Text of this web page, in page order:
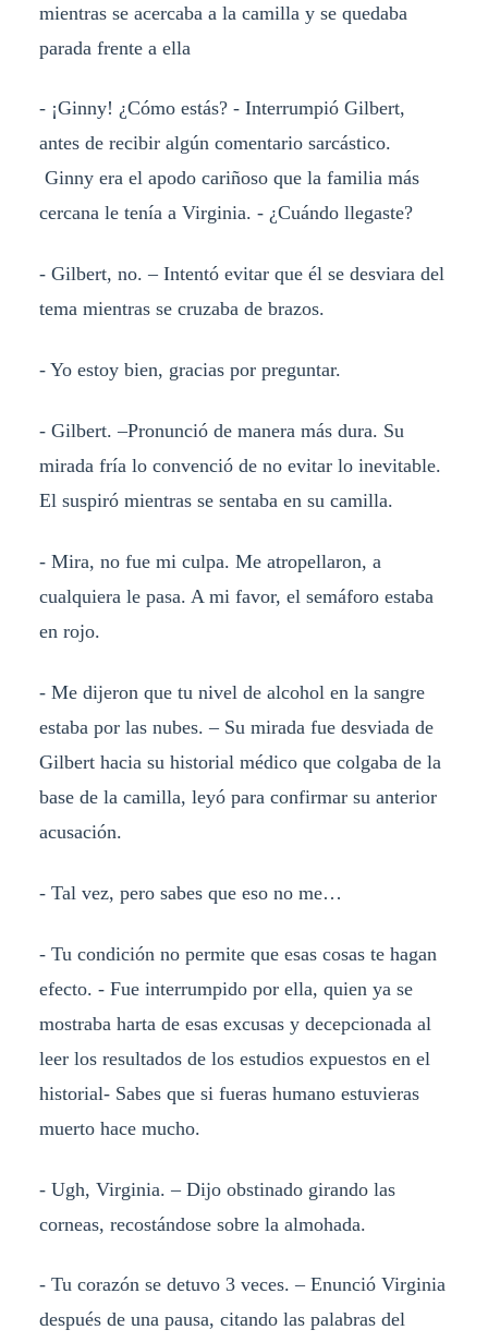
mientras se acercaba a la camilla y se quedaba
parada frente a ella
- ¡Ginny! ¿Cómo estás? - Interrumpió Gilbert,
antes de recibir algún comentario sarcástico.
Ginny era el apodo cariñoso que la familia más
cercana le tenía a Virginia. - ¿Cuándo llegaste?
- Gilbert, no. – Intentó evitar que él se desviara del
tema mientras se cruzaba de brazos.
- Yo estoy bien, gracias por preguntar.
- Gilbert. –Pronunció de manera más dura. Su
mirada fría lo convenció de no evitar lo inevitable.
El suspiró mientras se sentaba en su camilla.
- Mira, no fue mi culpa. Me atropellaron, a
cualquiera le pasa. A mi favor, el semáforo estaba
en rojo.
- Me dijeron que tu nivel de alcohol en la sangre
estaba por las nubes. – Su mirada fue desviada de
Gilbert hacia su historial médico que colgaba de la
base de la camilla, leyó para confirmar su anterior
acusación.
- Tal vez, pero sabes que eso no me…
- Tu condición no permite que esas cosas te hagan
efecto. - Fue interrumpido por ella, quien ya se
mostraba harta de esas excusas y decepcionada al
leer los resultados de los estudios expuestos en el
historial- Sabes que si fueras humano estuvieras
muerto hace mucho.
- Ugh, Virginia. – Dijo obstinado girando las
corneas, recostándose sobre la almohada.
- Tu corazón se detuvo 3 veces. – Enunció Virginia
después de una pausa, citando las palabras del